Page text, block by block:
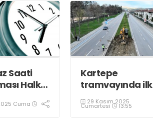
Saati
Halkın
Cuma
Kartepe
tramvayında ilk
kepçe vuruldu
29 Kasım 2025
Cumartesi 13:55